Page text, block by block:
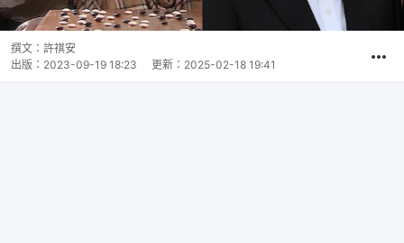
撰文： 許祺安
出版： 2023-09-19 18:23 更新： 2025-02-18 19:41